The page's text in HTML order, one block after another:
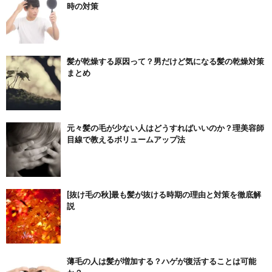
時の対策
髪が乾燥する原因って？男だけど気になる髪の乾燥対策
まとめ
元々髪の毛が少ない人はどうすればいいのか？理美容師
目線で教えるボリュームアップ法
[抜け毛の秋]最も髪が抜ける時期の理由と対策を徹底解
説
薄毛の人は髪が増加する？ハゲが復活することは可能